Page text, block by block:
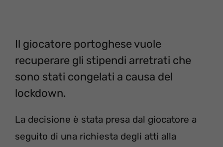
Il giocatore portoghese vuole
recuperare gli stipendi arretrati che
sono stati congelati a causa del
lockdown.
La decisione è stata presa dal giocatore a
seguito di una richiesta degli atti alla